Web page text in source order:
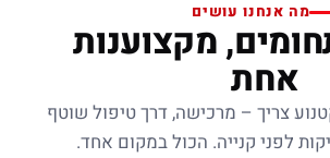
מה אנחנו עושים
מקצוענות
אחת
צריך – מרכישה, דרך טיפול שוטף
לפני קנייה. הכול במקום אחד.